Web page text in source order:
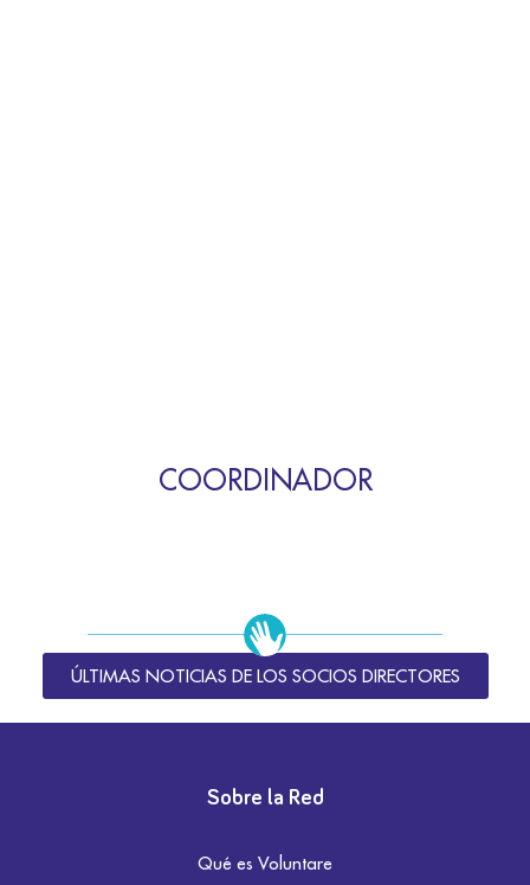
COORDINADOR
ÚLTIMAS NOTICIAS DE LOS SOCIOS DIRECTORES
Sobre la Red
Qué es Voluntare